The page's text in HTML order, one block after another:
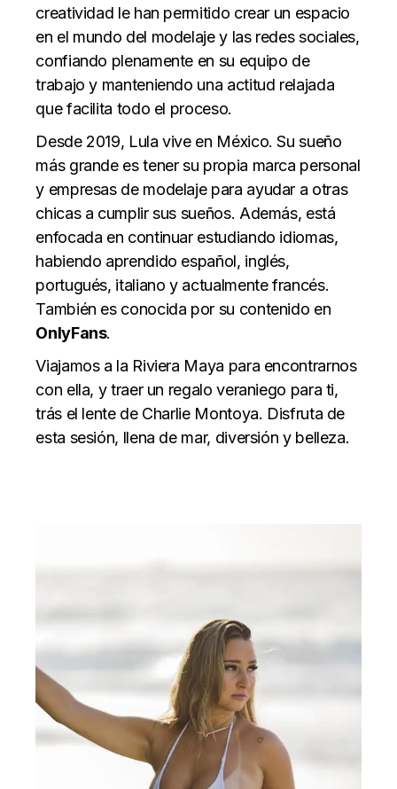
creatividad le han permitido crear un espacio
en el mundo del modelaje y las redes sociales,
confiando plenamente en su equipo de
trabajo y manteniendo una actitud relajada
que facilita todo el proceso.
Desde 2019, Lula vive en México. Su sueño
más grande es tener su propia marca personal
y empresas de modelaje para ayudar a otras
chicas a cumplir sus sueños. Además, está
enfocada en continuar estudiando idiomas,
habiendo aprendido español, inglés,
portugués, italiano y actualmente francés.
También es conocida por su contenido en
OnlyFans.
Viajamos a la Riviera Maya para encontrarnos
con ella, y traer un regalo veraniego para ti,
trás el lente de Charlie Montoya. Disfruta de
esta sesión, llena de mar, diversión y belleza.